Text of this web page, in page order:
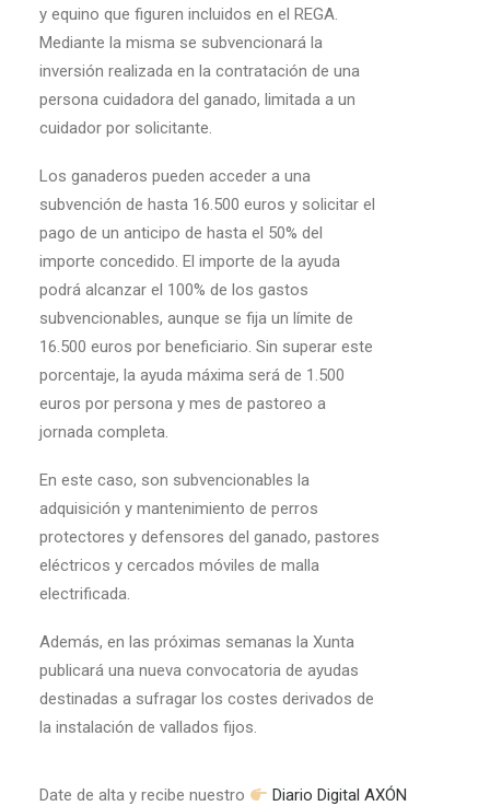
y equino que figuren incluidos en el REGA.
Mediante la misma se subvencionará la
inversión realizada en la contratación de una
persona cuidadora del ganado, limitada a un
cuidador por solicitante.
Los ganaderos pueden acceder a una
subvención de hasta 16.500 euros y solicitar el
pago de un anticipo de hasta el 50% del
importe concedido. El importe de la ayuda
podrá alcanzar el 100% de los gastos
subvencionables, aunque se fija un límite de
16.500 euros por beneficiario. Sin superar este
porcentaje, la ayuda máxima será de 1.500
euros por persona y mes de pastoreo a
jornada completa.
En este caso, son subvencionables la
adquisición y mantenimiento de perros
protectores y defensores del ganado, pastores
eléctricos y cercados móviles de malla
electrificada.
Además, en las próximas semanas la Xunta
publicará una nueva convocatoria de ayudas
destinadas a sufragar los costes derivados de
la instalación de vallados fijos.
Date de alta y recibe nuestro
Diario Digital AXÓN